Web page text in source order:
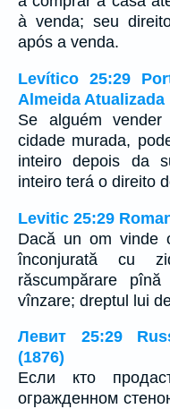
à venda; seu
após a venda.
Levítico 25:29
Almeida Atualizada
Se alguém
cidade murada,
inteiro depois da
inteiro terá o direito
Levitic 25:29
Dacă un om vinde
înconjurată cu
răscumpărare
vînzare; dreptul lui
Левит 25:29
(1876)
Если кто
огражденном